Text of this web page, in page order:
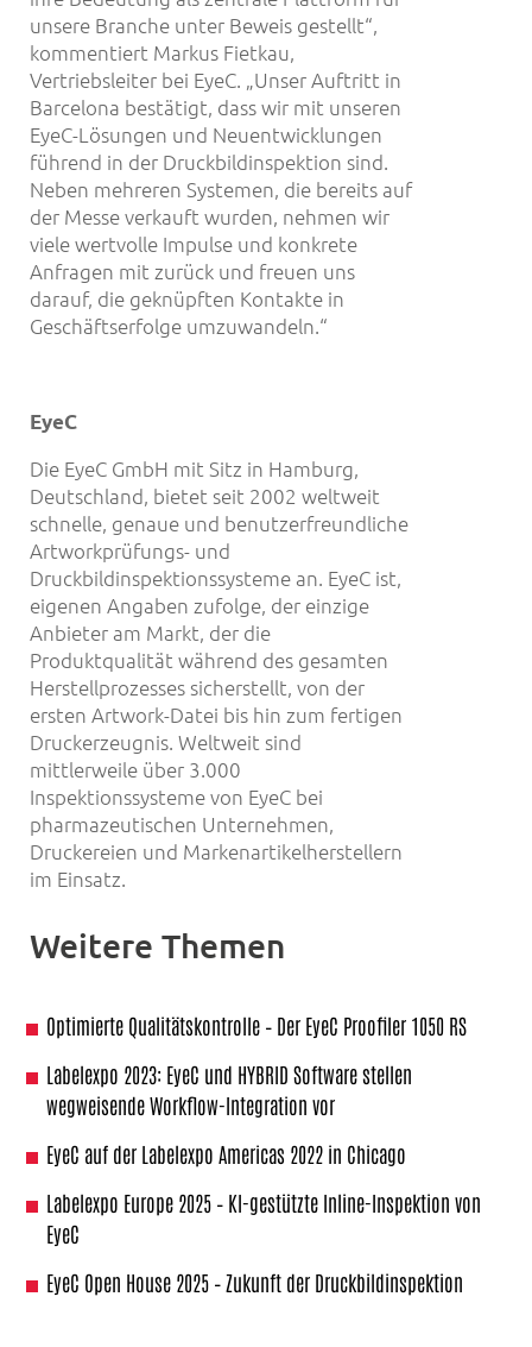
unsere Branche unter Beweis gestellt“,
kommentiert Markus Fietkau,
Vertriebsleiter bei EyeC. „Unser Auftritt in
Barcelona bestätigt, dass wir mit unseren
EyeC-Lösungen und Neuentwicklungen
führend in der Druckbildinspektion sind.
Neben mehreren Systemen, die bereits auf
der Messe verkauft wurden, nehmen wir
viele wertvolle Impulse und konkrete
Anfragen mit zurück und freuen uns
darauf, die geknüpften Kontakte in
Geschäftserfolge umzuwandeln.“
EyeC
Die EyeC GmbH mit Sitz in Hamburg,
Deutschland, bietet seit 2002 weltweit
schnelle, genaue und benutzerfreundliche
Artworkprüfungs- und
Druckbildinspektionssysteme an. EyeC ist,
eigenen Angaben zufolge, der einzige
Anbieter am Markt, der die
Produktqualität während des gesamten
Herstellprozesses sicherstellt, von der
ersten Artwork-Datei bis hin zum fertigen
Druckerzeugnis. Weltweit sind
mittlerweile über 3.000
Inspektionssysteme von EyeC bei
pharmazeutischen Unternehmen,
Druckereien und Markenartikelherstellern
im Einsatz.
Weitere Themen
Optimierte Qualitätskontrolle – Der EyeC Proofiler 1050 RS
Labelexpo 2023: EyeC und HYBRID Software stellen
wegweisende Workflow-Integration vor
EyeC auf der Labelexpo Americas 2022 in Chicago
Labelexpo Europe 2025 – KI-gestützte Inline-Inspektion von
EyeC
EyeC Open House 2025 – Zukunft der Druckbildinspektion